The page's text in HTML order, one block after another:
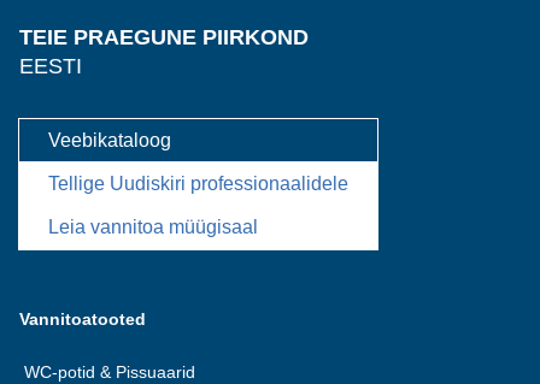
TEIE PRAEGUNE PIIRKOND
EESTI
Veebikataloog
Tellige Uudiskiri professionaalidele
Leia vannitoa müügisaal
Vannitoatooted
WC-potid & Pissuaarid